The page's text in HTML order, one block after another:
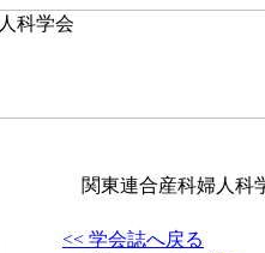
関東連合産科婦人科
<< 学会誌へ戻る